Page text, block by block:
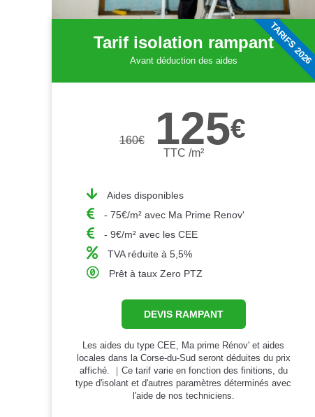
Tarif isolation rampant
Avant déduction des aides
160€ 125€
TTC /m²
Aides disponibles
- 75€/m² avec Ma Prime Renov'
- 9€/m² avec les CEE
TVA réduite à 5,5%
Prêt à taux Zero PTZ
DEVIS RAMPANT
Les aides du type CEE, Ma prime Rénov' et aides
locales dans la Corse-du-Sud seront déduites du prix
affiché. ｜Ce tarif varie en fonction des finitions, du
type d'isolant et d'autres paramètres déterminés avec
l'aide de nos techniciens.
TARIFS 2026